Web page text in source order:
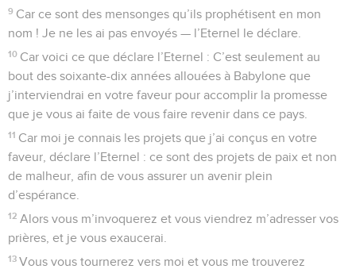
9 Car ce sont des mensonges qu’ils prophétisent en mon
nom ! Je ne les ai pas envoyés — l’Eternel le déclare.
10 Car voici ce que déclare l’Eternel : C’est seulement au
bout des soixante-dix années allouées à Babylone que
j’interviendrai en votre faveur pour accomplir la promesse
que je vous ai faite de vous faire revenir dans ce pays.
11 Car moi je connais les projets que j’ai conçus en votre
faveur, déclare l’Eternel : ce sont des projets de paix et non
de malheur, afin de vous assurer un avenir plein
d’espérance.
12 Alors vous m’invoquerez et vous viendrez m’adresser vos
prières, et je vous exaucerai.
13 Vous vous tournerez vers moi et vous me trouverez